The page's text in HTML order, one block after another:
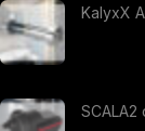
KalyxX